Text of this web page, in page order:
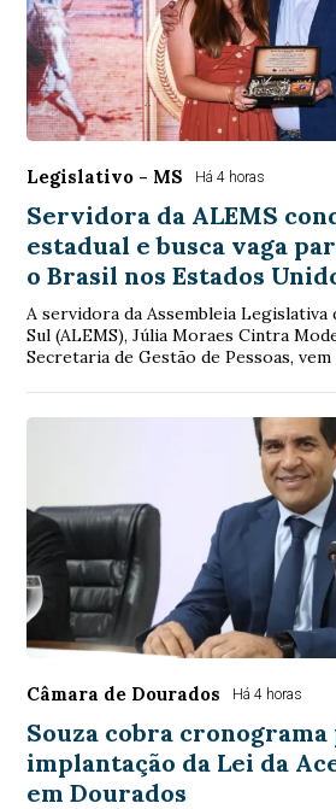
Legislativo - MS Há 4 horas
Servidora da ALEMS
estadual e busca vaga
o Brasil nos Estados
A servidora da Assembleia
Sul (ALEMS), Júlia Moraes Cintra
Secretaria de Gestão de Pessoas, vem
Câmara de Dourados Há 4 horas
Souza cobra cronograma
implantação da Lei da
em Dourados